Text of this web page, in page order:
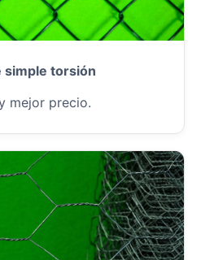
simple torsión
mejor precio.